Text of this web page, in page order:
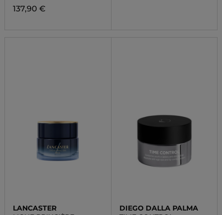
137,90 €
LANCASTER
DIEGO DALLA PALMA